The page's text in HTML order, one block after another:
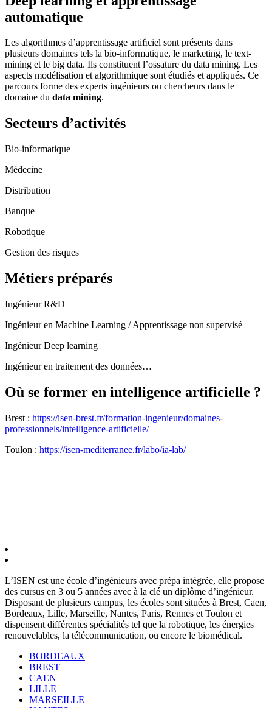
automatique
Les algorithmes d’apprentissage artiﬁciel sont présents dans
plusieurs domaines tels la bio-informatique, le marketing, le text-
mining et le big data. Ils constituent l’ossature du data mining. Les
aspects modélisation et algorithmique sont étudiés et appliqués. Ce
parcours forme des experts ingénieurs ou chercheurs dans le
domaine du data mining.
Secteurs d’activités
Bio-informatique
Médecine
Distribution
Banque
Robotique
Gestion des risques
Métiers préparés
Ingénieur R&D
Ingénieur en Machine Learning / Apprentissage non supervisé
Ingénieur Deep learning
Ingénieur en traitement des données…
Où se former en intelligence artificielle ?
Brest : https://isen-brest.fr/formation-ingenieur/domaines-
professionnels/intelligence-artificielle/
Toulon : https://isen-mediterranee.fr/labo/ia-lab/
L’ISEN est une école d’ingénieurs avec prépa intégrée, elle propose
des cursus en 3 ou 5 années avec à la clé un diplôme d’ingénieur.
Disposant de plusieurs campus, les écoles sont situées à Brest, Caen,
Bordeaux, Lille, Marseille, Nantes, Paris, Rennes et Toulon et
dispensent différentes spécialités tel que la robotique, les énergies
renouvelables, la télécommunication, ou encore le biomédical.
BORDEAUX
BREST
CAEN
LILLE
MARSEILLE